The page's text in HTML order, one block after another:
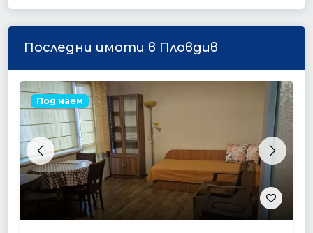
Последни имоти в Пловдив
Previous Next
Под наем